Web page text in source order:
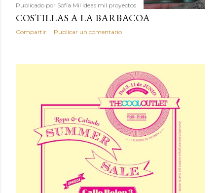
Publicado por Sofía Mil ideas mil proyectos
COSTILLAS A LA BARBACOA
Compartir Publicar un comentario